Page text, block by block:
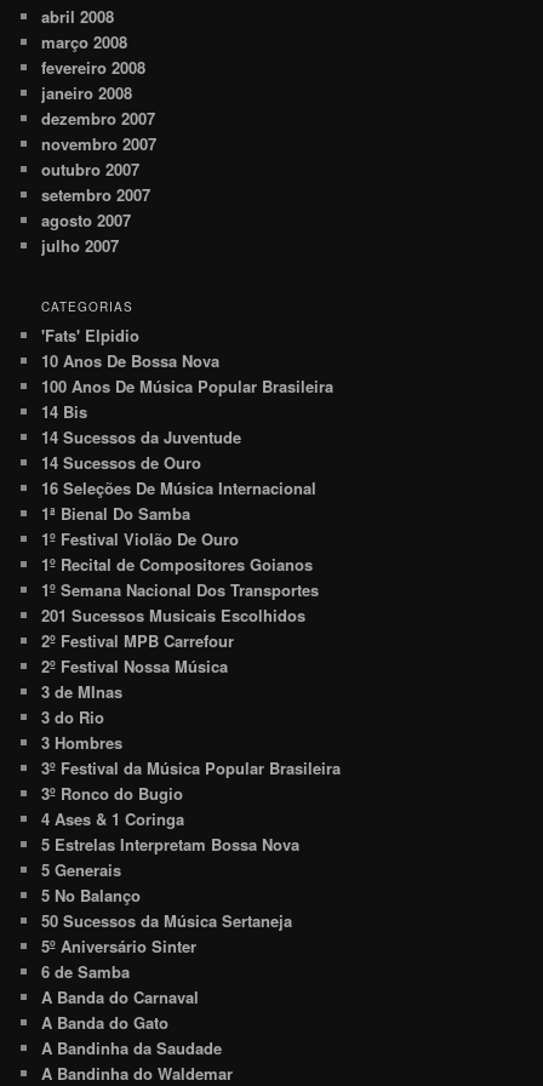
abril 2008
março 2008
fevereiro 2008
janeiro 2008
dezembro 2007
novembro 2007
outubro 2007
setembro 2007
agosto 2007
julho 2007
CATEGORIAS
'Fats' Elpidio
10 Anos De Bossa Nova
100 Anos De Música Popular Brasileira
14 Bis
14 Sucessos da Juventude
14 Sucessos de Ouro
16 Seleções De Música Internacional
1ª Bienal Do Samba
1º Festival Violão De Ouro
1º Recital de Compositores Goianos
1º Semana Nacional Dos Transportes
201 Sucessos Musicais Escolhidos
2º Festival MPB Carrefour
2º Festival Nossa Música
3 de MInas
3 do Rio
3 Hombres
3º Festival da Música Popular Brasileira
3º Ronco do Bugio
4 Ases & 1 Coringa
5 Estrelas Interpretam Bossa Nova
5 Generais
5 No Balanço
50 Sucessos da Música Sertaneja
5º Aniversário Sinter
6 de Samba
A Banda do Carnaval
A Banda do Gato
A Bandinha da Saudade
A Bandinha do Waldemar